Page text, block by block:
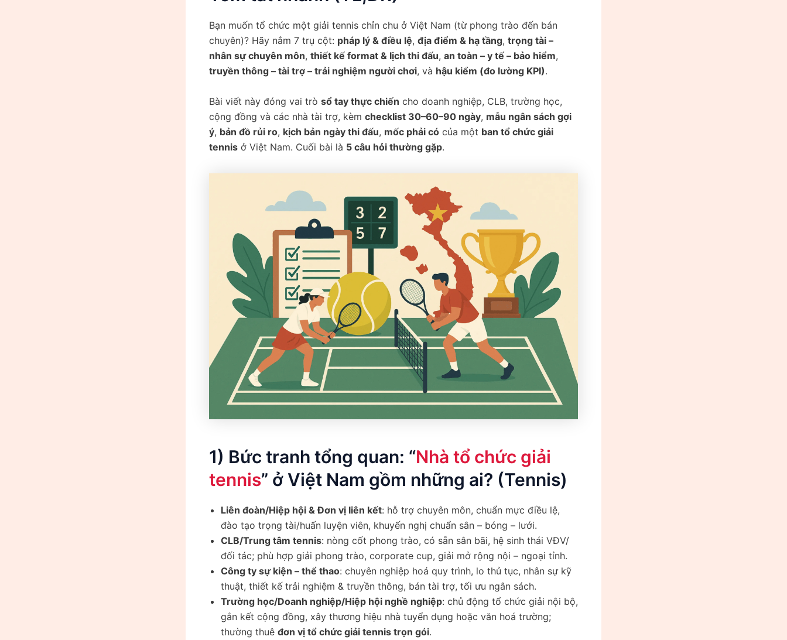
Bạn muốn tổ chức một giải tennis chỉn chu ở Việt Nam (từ phong trào đến bán
chuyên)? Hãy nắm 7 trụ cột: pháp lý & điều lệ, địa điểm & hạ tầng, trọng tài –
nhân sự chuyên môn, thiết kế format & lịch thi đấu, an toàn – y tế – bảo hiểm,
truyền thông – tài trợ – trải nghiệm người chơi, và hậu kiểm (đo lường KPI).
Bài viết này đóng vai trò sổ tay thực chiến cho doanh nghiệp, CLB, trường học,
cộng đồng và các nhà tài trợ, kèm checklist 30–60–90 ngày, mẫu ngân sách gợi
ý, bản đồ rủi ro, kịch bản ngày thi đấu, mốc phải có của một ban tổ chức giải
tennis ở Việt Nam. Cuối bài là 5 câu hỏi thường gặp.
1) Bức tranh tổng quan: “Nhà tổ chức giải
tennis” ở Việt Nam gồm những ai? (Tennis)
Liên đoàn/Hiệp hội & Đơn vị liên kết: hỗ trợ chuyên môn, chuẩn mực điều lệ,
đào tạo trọng tài/huấn luyện viên, khuyến nghị chuẩn sân – bóng – lưới.
CLB/Trung tâm tennis: nòng cốt phong trào, có sẵn sân bãi, hệ sinh thái VĐV/
đối tác; phù hợp giải phong trào, corporate cup, giải mở rộng nội – ngoại tỉnh.
Công ty sự kiện – thể thao: chuyên nghiệp hoá quy trình, lo thủ tục, nhân sự kỹ
thuật, thiết kế trải nghiệm & truyền thông, bán tài trợ, tối ưu ngân sách.
Trường học/Doanh nghiệp/Hiệp hội nghề nghiệp: chủ động tổ chức giải nội bộ,
gắn kết cộng đồng, xây thương hiệu nhà tuyển dụng hoặc văn hoá trường;
thường thuê đơn vị tổ chức giải tennis trọn gói.